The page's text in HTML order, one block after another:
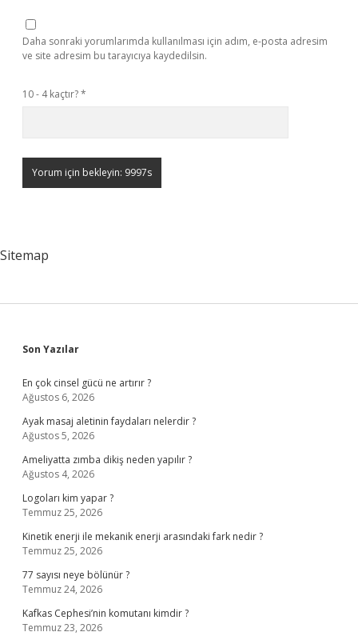
Daha sonraki yorumlarımda kullanılması için adım, e-posta adresim
ve site adresim bu tarayıcıya kaydedilsin.
10 - 4 kaçtır?*
Sitemap
Sidebar
Son Yazılar
En çok cinsel gücü ne artırır ?
Ağustos 6, 2026
Ayak masaj aletinin faydaları nelerdir ?
Ağustos 5, 2026
Ameliyatta zımba dikiş neden yapılır ?
Ağustos 4, 2026
Logoları kim yapar ?
Temmuz 25, 2026
Kinetik enerji ile mekanik enerji arasındaki fark nedir ?
Temmuz 25, 2026
77 sayısı neye bölünür ?
Temmuz 24, 2026
Kafkas Cephesi’nin komutanı kimdir ?
Temmuz 23, 2026